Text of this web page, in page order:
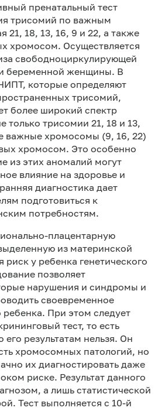
пренатальный тест
трисомий по важным
21, 18, 13, 16, 9 и 22, а также
хромосом. Осуществляется
свободноциркулирующей
беременной женщины. В
которые определяют
трисомий,
более широкий спектр
только трисомии 21, 18 и 13,
важные хромосомы (9, 16, 22)
хромосом. Это особенно
из этих аномалий могут
влияние на здоровье и
диагностика дает
подготовиться к
потребностям.
плацентарную
из материнской
у ребенка генетического
позволяет
нарушения и синдромы и
своевременное
При этом следует
тест, то есть
его результатам нельзя. Он
хромосомных патологий, но
их диагностировать даже
риске. Результат данного
а лишь статистической
Тест выполняется с 10-й